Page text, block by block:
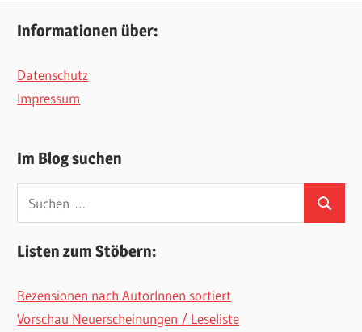
Informationen über:
Datenschutz
Impressum
Im Blog suchen
Suchen
nach:
Suchen
Listen zum Stöbern:
Rezensionen nach AutorInnen sortiert
Vorschau Neuerscheinungen / Leseliste